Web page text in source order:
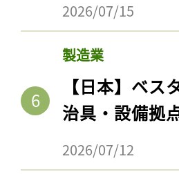
2026/07/15
製造業
【日本】ベ
治具・設備拠
2026/07/12
記事を